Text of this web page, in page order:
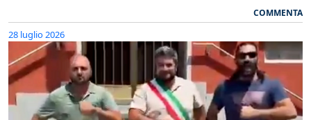
COMMENTA
28 luglio 2026